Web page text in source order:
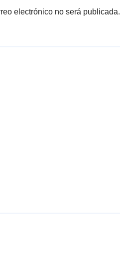
electrónico no será publicada.